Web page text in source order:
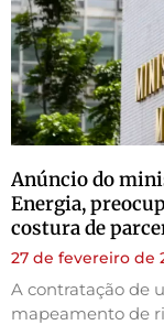
Anúncio do
Energia,
costura de
27 de fevereiro de
A contratação de
mapeamento de